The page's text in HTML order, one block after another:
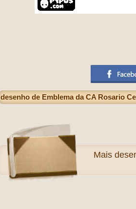
desenho de Emblema da CA Rosario
Mais